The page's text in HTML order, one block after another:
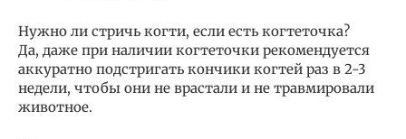
Нужно ли стричь когти, если есть когтеточка?
Да, даже при наличии когтеточки рекомендуется
аккуратно подстригать кончики когтей раз в 2-3
недели, чтобы они не врастали и не травмировали
животное.